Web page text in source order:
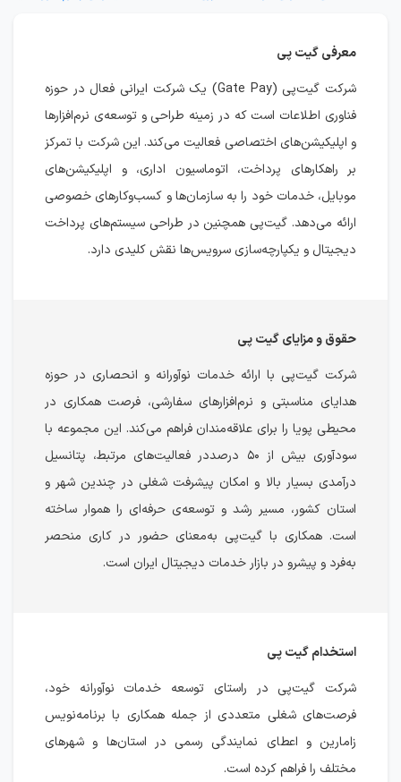
معرفی گیت‌ پی
شرکت گیت‌پی (Gate Pay) یک شرکت ایرانی فعال در حوزه
فناوری اطلاعات است که در زمینه طراحی و توسعه‌ی نرم‌افزارها
و اپلیکیشن‌های اختصاصی فعالیت می‌کند. این شرکت با تمرکز
بر راهکارهای پرداخت، اتوماسیون اداری، و اپلیکیشن‌های
موبایل، خدمات خود را به سازمان‌ها و کسب‌وکارهای خصوصی
ارائه می‌دهد. گیت‌پی همچنین در طراحی سیستم‌های پرداخت
دیجیتال و یکپارچه‌سازی سرویس‌ها نقش کلیدی دارد.
حقوق و مزایای گیت پی
شرکت گیت‌پی با ارائه خدمات نوآورانه و انحصاری در حوزه
هدایای مناسبتی و نرم‌افزارهای سفارشی، فرصت همکاری در
محیطی پویا را برای علاقه‌مندان فراهم می‌کند. این مجموعه با
سودآوری بیش از ۵۰ درصددر فعالیت‌های مرتبط، پتانسیل
درآمدی بسیار بالا و امکان پیشرفت شغلی در چندین شهر و
استان کشور، مسیر رشد و توسعه‌ی حرفه‌ای را هموار ساخته
است. همکاری با گیت‌پی به‌معنای حضور در کاری منحصر
به‌فرد و پیشرو در بازار خدمات دیجیتال ایران است.
استخدام گیت پی
شرکت گیت‌پی در راستای توسعه خدمات نوآورانه خود،
فرصت‌های شغلی متعددی از جمله همکاری با برنامه‌نویس
زامارین و اعطای نمایندگی رسمی در استان‌ها و شهرهای
مختلف را فراهم کرده است.